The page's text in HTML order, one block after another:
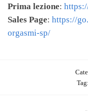
Prima lezione:
Sales Page: https://
orgasmi-sp/
Tag: